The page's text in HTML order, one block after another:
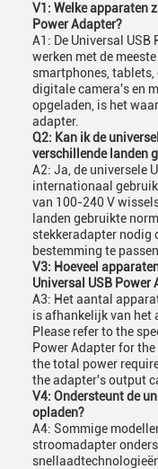
V1: Welke apparaten
Power Adapter?
A1: De Universal
werken met de
smartphones,
digitale camera's en
opgeladen, is het
adapter.
Q2: Kan ik de
verschillende landen
A2: Ja, de universele
internationaal
van 100-240 V
landen gebruikte
stekkeradapter nodig
bestemming te passen.
V3: Hoeveel
Universal USB Power
A3: Het aantal
is afhankelijk van het
Please refer to the
Power Adapter for
the total power
the adapter's output
V4: Ondersteunt de
opladen?
A4: Sommige
stroomadapter